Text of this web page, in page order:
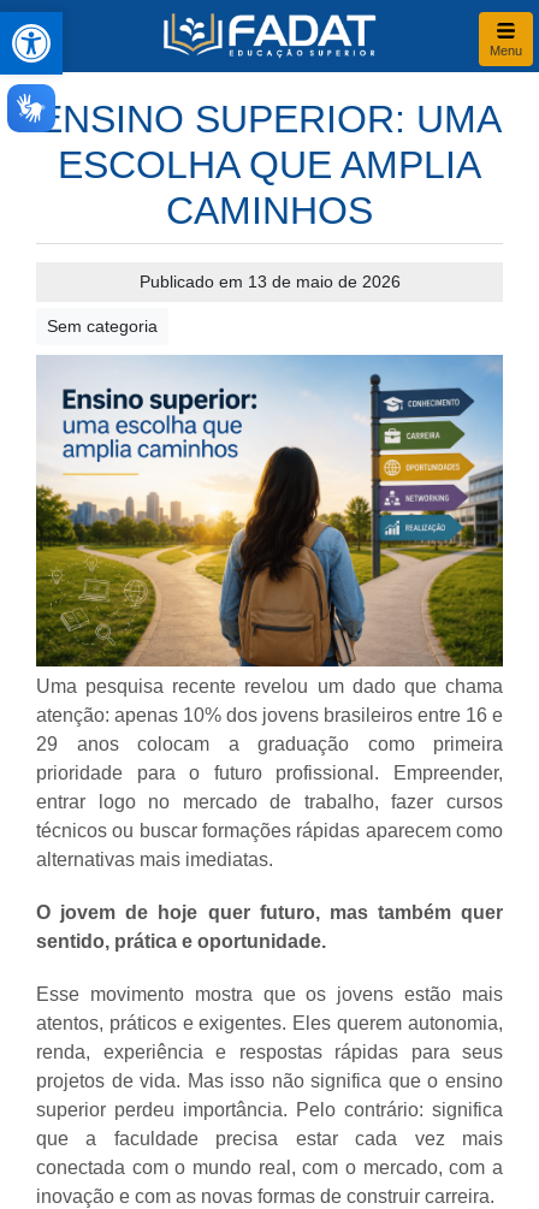
Abrir a barra de ferramentas
Menu
ENSINO SUPERIOR: UMA
ESCOLHA QUE AMPLIA
CAMINHOS
Publicado em 13 de maio de 2026
Sem categoria
Uma pesquisa recente revelou um dado que chama
atenção: apenas 10% dos jovens brasileiros entre 16 e
29 anos colocam a graduação como primeira
prioridade para o futuro profissional. Empreender,
entrar logo no mercado de trabalho, fazer cursos
técnicos ou buscar formações rápidas aparecem como
alternativas mais imediatas.
O jovem de hoje quer futuro, mas também quer
sentido, prática e oportunidade.
Esse movimento mostra que os jovens estão mais
atentos, práticos e exigentes. Eles querem autonomia,
renda, experiência e respostas rápidas para seus
projetos de vida. Mas isso não significa que o ensino
superior perdeu importância. Pelo contrário: significa
que a faculdade precisa estar cada vez mais
conectada com o mundo real, com o mercado, com a
inovação e com as novas formas de construir carreira.